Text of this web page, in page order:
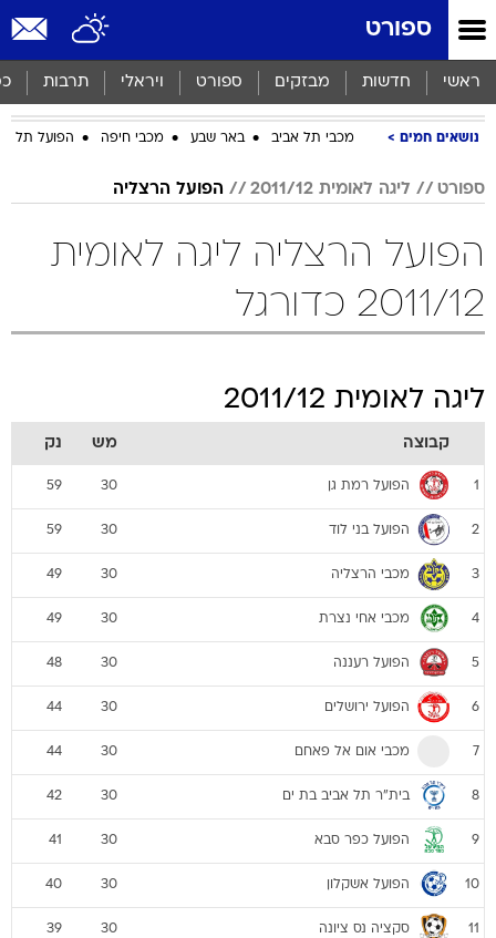
ספורט
ראשי חדשות מבזקים ספורט ויראלי תרבות
נושאים חמים מכבי תל אביב באר שבע מכבי חיפה הפועל תל
ספורט ליגה לאומית 2011/12 הפועל הרצליה
הפועל הרצליה ליגה לאומית
2011/12 כדורגל
ליגה לאומית 2011/12
קבוצה מש נק
1 הפועל רמת גן 30
59
2 הפועל בני לוד 30
59
3 מכבי הרצליה 30
49
4 מכבי אחי נצרת 30
49
5 הפועל רעננה 30
48
6 הפועל ירושלים 30
44
7 מכבי אום אל פאחם 30
44
8 בית"ר תל אביב בת ים 30
42
9 הפועל כפר סבא 30
41
10 הפועל אשקלון 30
40
11 סקציה נס ציונה 30
39